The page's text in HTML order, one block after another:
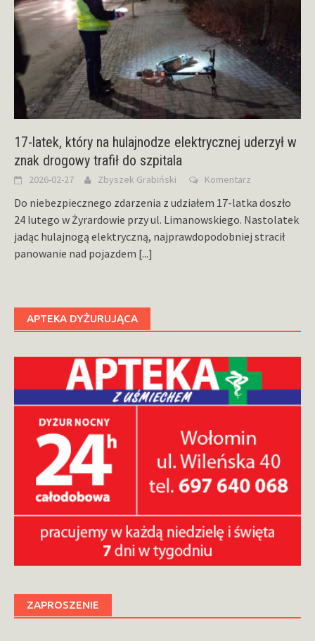
17-latek, który na hulajnodze elektrycznej uderzył w
znak drogowy trafił do szpitala
2026-02-27 Zbyszek Grabiński Komentarz
Do niebezpiecznego zdarzenia z udziałem 17-latka doszło
24 lutego w Żyrardowie przy ul. Limanowskiego. Nastolatek
jadąc hulajnogą elektryczną, najprawdopodobniej stracił
panowanie nad pojazdem [...]
APTEKA DYŻURUJĄCA
ZAPROSZENIE